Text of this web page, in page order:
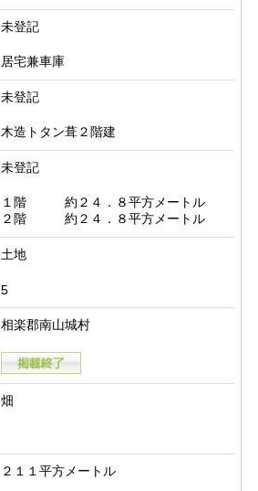
未登記
居宅兼車庫
未登記
木造トタン葺２階建
未登記
１階　　　約２４．８平方メートル
２階　　　約２４．８平方メートル
土地
5
相楽郡南山城村
畑
２１１平方メートル